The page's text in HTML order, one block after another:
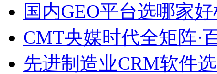
国内GEO平台选哪家
CMT央媒时代全矩阵·
先进制造业CRM软件